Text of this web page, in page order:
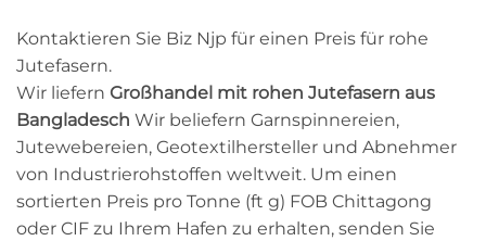
Kontaktieren Sie Biz Njp für einen Preis für rohe
Jutefasern.
Wir liefern Großhandel mit rohen Jutefasern aus
Bangladesch Wir beliefern Garnspinnereien,
Jutewebereien, Geotextilhersteller und Abnehmer
von Industrierohstoffen weltweit. Um einen
sortierten Preis pro Tonne (ft g) FOB Chittagong
oder CIF zu Ihrem Hafen zu erhalten, senden Sie